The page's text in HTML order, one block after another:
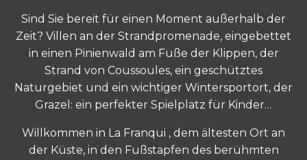
Sind Sie bereit für einen Moment außerhalb der
Zeit? Villen an der Strandpromenade, eingebettet
in einen Pinienwald am Fuße der Klippen, der
Strand von Coussoules, ein geschütztes
Naturgebiet und ein wichtiger Wintersportort, der
Grazel: ein perfekter Spielplatz für Kinder…
Willkommen in La Franqui , dem ältesten Ort an
der Küste, in den Fußstapfen des berühmten